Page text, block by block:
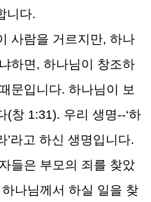
니다.
사람을 거르지만, 하나
하면, 하나님이 창조하
문입니다. 하나님이 보
창 1:31). 우리 생명--‘하
’라고 하신 생명입니다.
들은 부모의 죄를 찾았
나님께서 하실 일을 찾